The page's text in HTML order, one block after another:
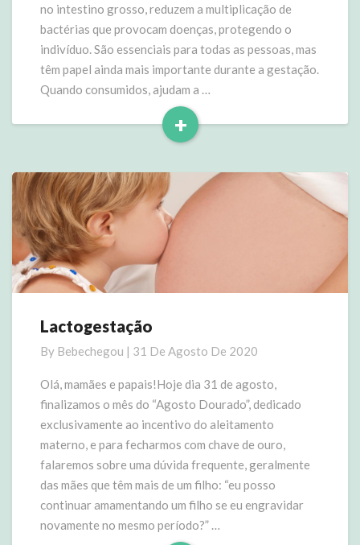
no intestino grosso, reduzem a multiplicação de
bactérias que provocam doenças, protegendo o
indivíduo. São essenciais para todas as pessoas, mas
têm papel ainda mais importante durante a gestação.
Quando consumidos, ajudam a …
+
Read
Lactogestação
Lactogestação
By Bebechegou | 31 De Agosto De 2020
Olá, mamães e papais!Hoje dia 31 de agosto,
finalizamos o mês do “Agosto Dourado”, dedicado
exclusivamente ao incentivo do aleitamento
materno, e para fecharmos com chave de ouro,
falaremos sobre uma dúvida frequente, geralmente
das mães que têm mais de um filho: “eu posso
continuar amamentando um filho se eu engravidar
novamente no mesmo período?” …